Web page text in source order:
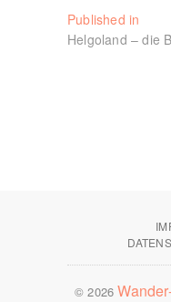
Published in
Helgoland – die
© 2026